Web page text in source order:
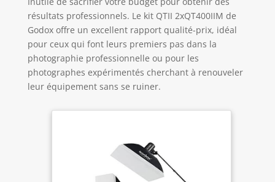
résultats professionnels. Le kit QTII 2xQT400IIM de
Godox offre un excellent rapport qualité-prix, idéal
pour ceux qui font leurs premiers pas dans la
photographie professionnelle ou pour les
photographes expérimentés cherchant à renouveler
leur équipement sans se ruiner.